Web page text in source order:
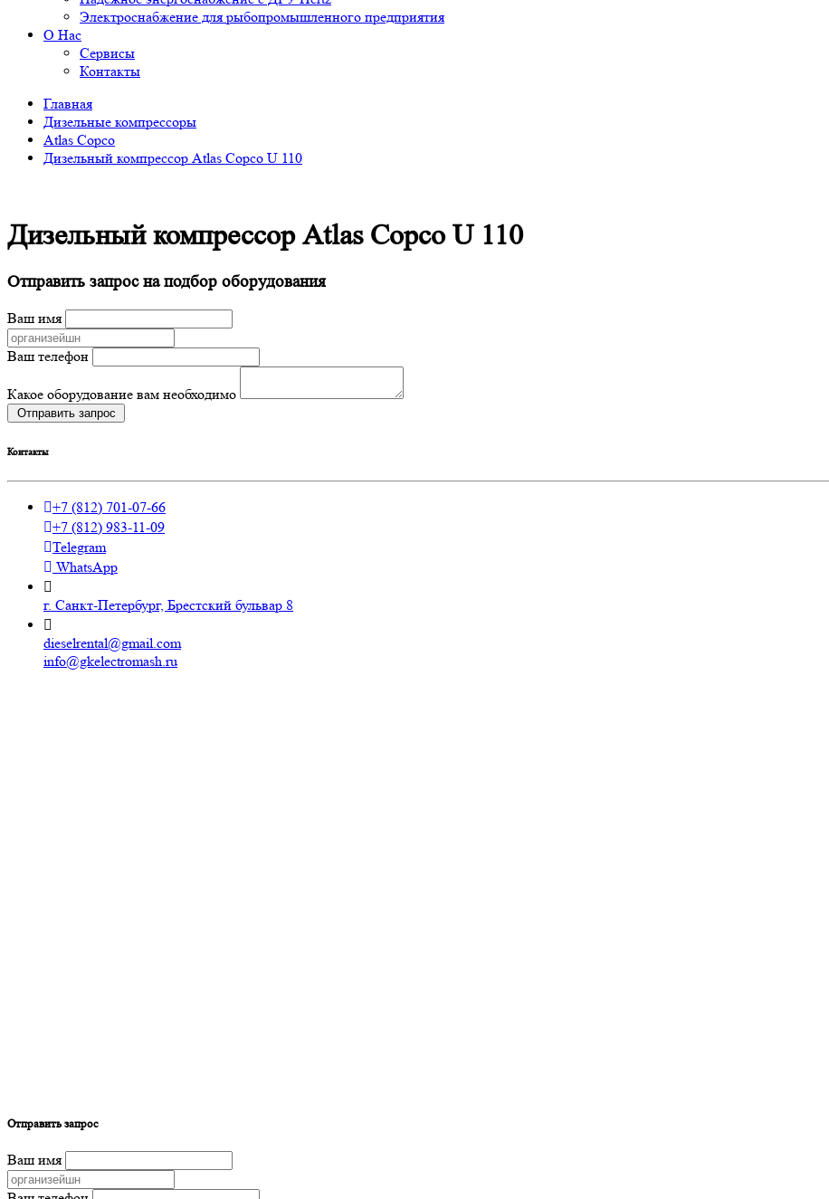
Электроснабжение для рыбопромышленного предприятия
О Нас
Сервисы
Контакты
Главная
Дизельные компрессоры
Atlas Copco
Дизельный компрессор Atlas Copco U 110
Дизельный компрессор Atlas Copco U 110
Отправить запрос на подбор оборудования
Ваш имя
Ваш телефон
Какое оборудование вам необходимо
Отправить запрос
Контакты
+7 (812) 701-07-66
+7 (812) 983-11-09
Telegram
WhatsApp
г. Санкт-Петербург, Брестский бульвар 8
dieselrental@gmail.com
info@gkelectromash.ru
Отправить запрос
Ваш имя